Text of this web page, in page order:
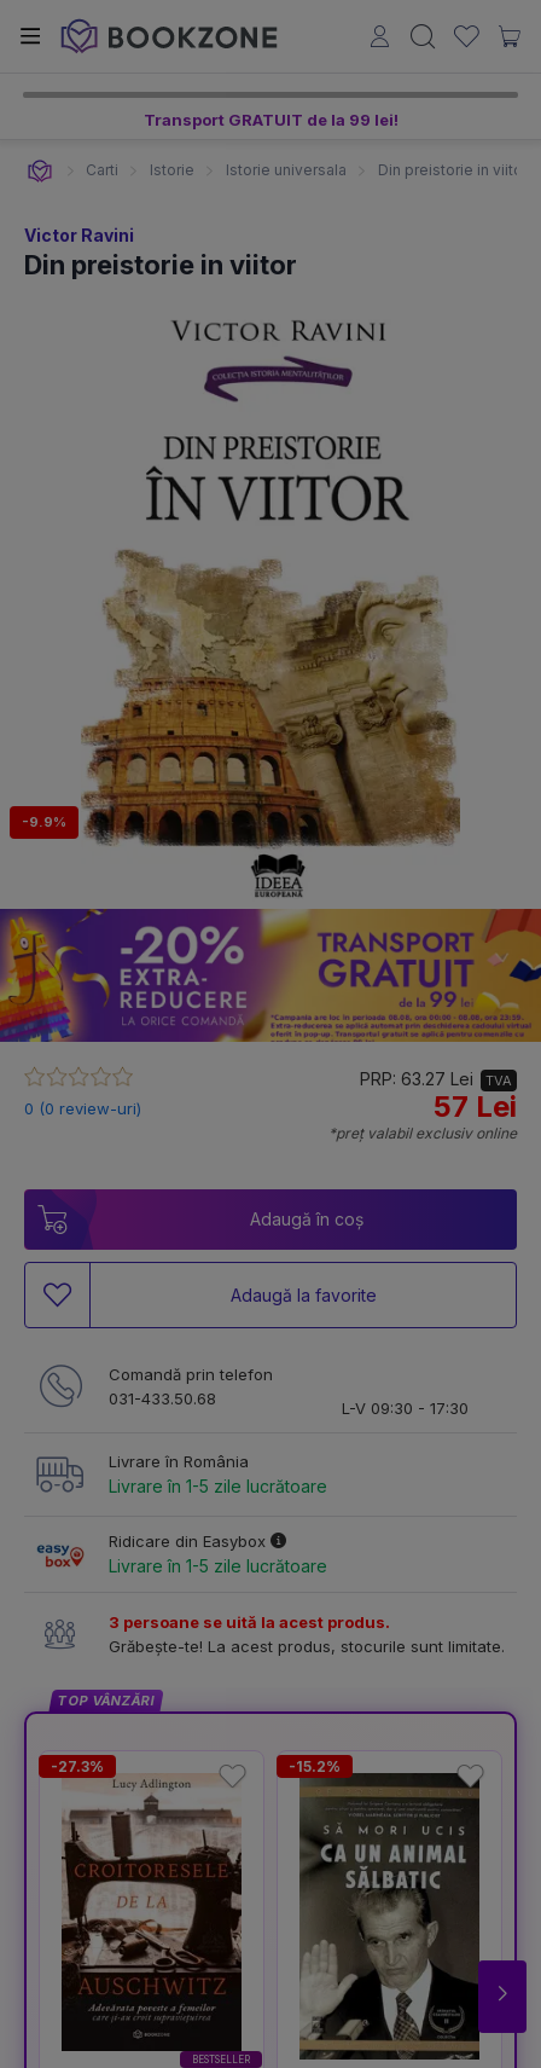
Transport GRATUIT de la 99 lei!
Carti Istorie Istorie universala Din preistorie in viitor
Victor Ravini
Din preistorie in viitor
-9.9%
0 (0 review-uri)
PRP: 63.27 Lei TVA
57 Lei
*preț valabil exclusiv online
Adaugă în coș
Adaugă la favorite
Comandă prin telefon
031-433.50.68
L-V 09:30 - 17:30
Livrare în România
Livrare în 1-5 zile lucrătoare
Ridicare din Easybox
Livrare în 1-5 zile lucrătoare
3 persoane se uită la acest produs.
Grăbește-te! La acest produs, stocurile sunt limitate.
TOP VÂNZĂRI
BESTSELLER
-27.3% -15.2%